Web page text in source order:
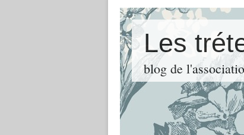
Les
blog de